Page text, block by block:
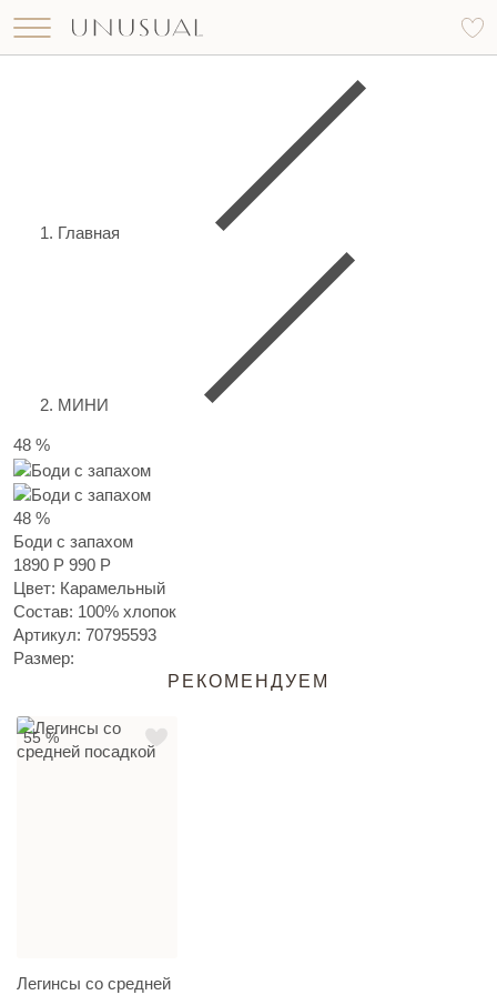
Главная
МИНИ
48 %
48 %
Боди с запахом
1890 Р 990 Р
Цвет: Карамельный
Состав: 100% хлопок
Артикул: 70795593
Размер:
РЕКОМЕНДУЕМ
55 %
Легинсы со средней